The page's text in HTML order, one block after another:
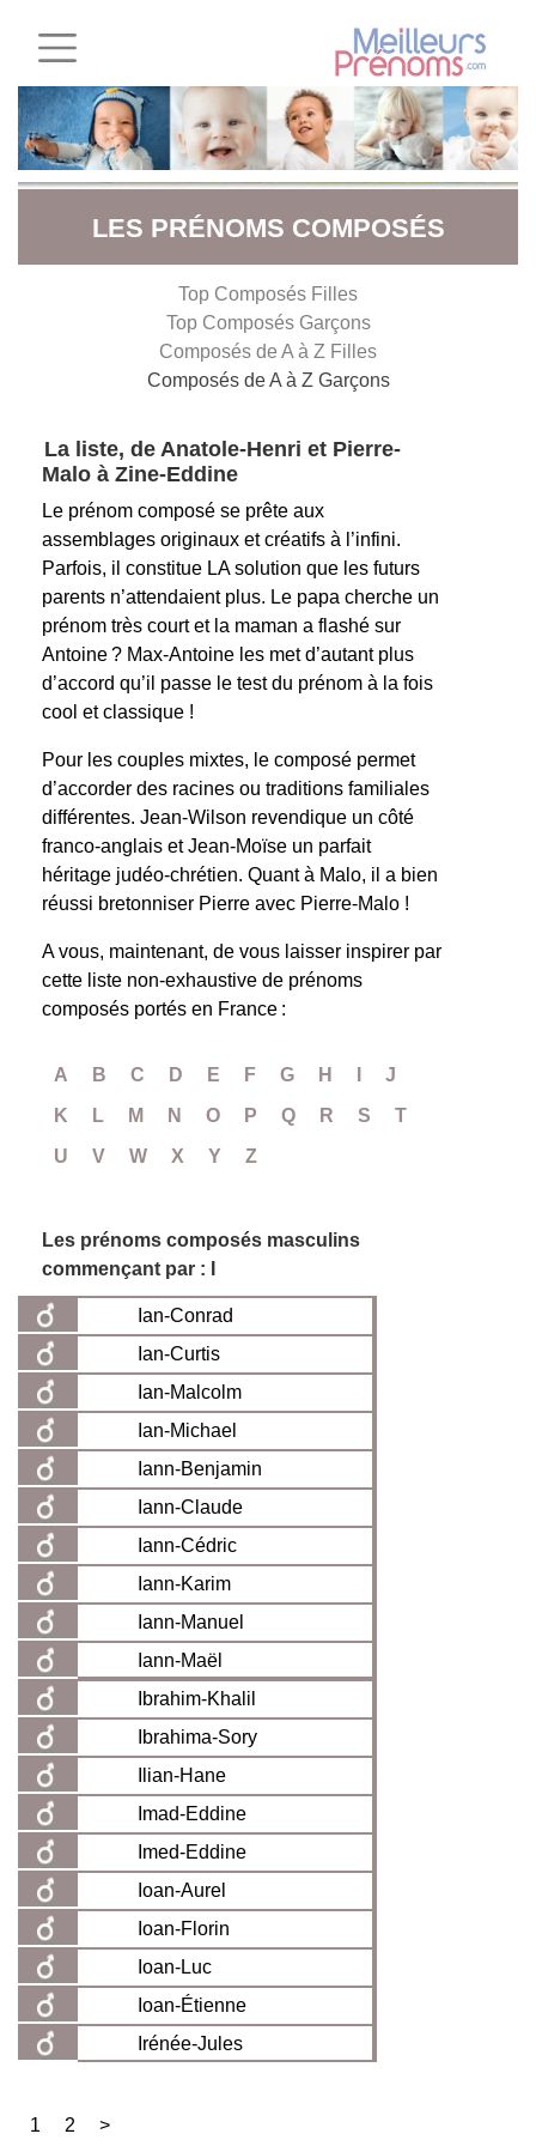
LES PRÉNOMS COMPOSÉS
Top Composés Filles
Top Composés Garçons
Composés de A à Z Filles
Composés de A à Z Garçons
La liste, de Anatole-Henri et Pierre-
Malo à Zine-Eddine
Le prénom composé se prête aux
assemblages originaux et créatifs à l’infini.
Parfois, il constitue LA solution que les futurs
parents n’attendaient plus. Le papa cherche un
prénom très court et la maman a flashé sur
Antoine ? Max-Antoine les met d’autant plus
d’accord qu’il passe le test du prénom à la fois
cool et classique !
Pour les couples mixtes, le composé permet
d’accorder des racines ou traditions familiales
différentes. Jean-Wilson revendique un côté
franco-anglais et Jean-Moïse un parfait
héritage judéo-chrétien. Quant à Malo, il a bien
réussi bretonniser Pierre avec Pierre-Malo !
A vous, maintenant, de vous laisser inspirer par
cette liste non-exhaustive de prénoms
composés portés en France :
A B C D E F G H
J
K
L M N O P Q R S
T
U
V W X Y Z
Les prénoms composés masculins
commençant par : I
Ian-Conrad
Ian-Curtis
Ian-Malcolm
Ian-Michael
Iann-Benjamin
Iann-Claude
Iann-Cédric
Iann-Karim
Iann-Manuel
Iann-Maël
Ibrahim-Khalil
Ibrahima-Sory
Ilian-Hane
Imad-Eddine
Imed-Eddine
Ioan-Aurel
Ioan-Florin
Ioan-Luc
Ioan-Étienne
Irénée-Jules
1 2 >